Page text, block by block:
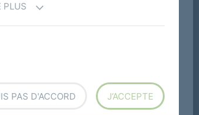
PLUS
PAS D'ACCORD J’ACCEPTE